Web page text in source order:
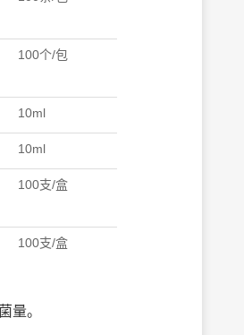
100个/包
10ml
10ml
100支/盒
100支/盒
量。